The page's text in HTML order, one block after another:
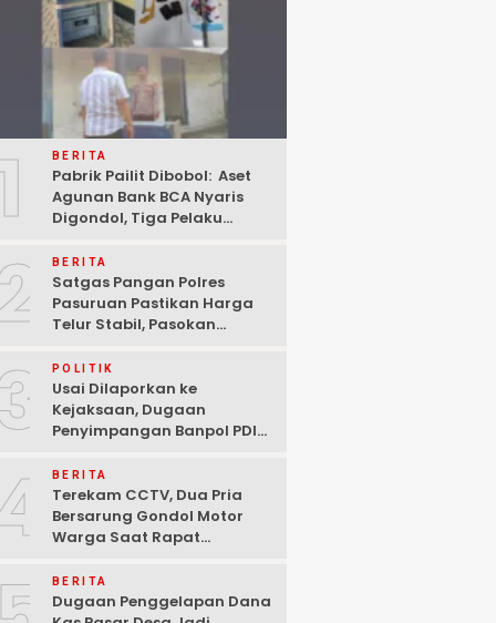
BERITA
Pabrik Pailit Dibobol: Aset
Agunan Bank BCA Nyaris
Digondol, Tiga Pelaku
Pasuruan
BERITA
Satgas Pangan Polres
Pasuruan Pastikan Harga
Telur Stabil, Pasokan
Kekhawatiran Fluktuasi
POLITIK
Usai Dilaporkan ke
Kejaksaan, Dugaan
Penyimpangan Banpol PDIP
Tuntas “6 Eks Ketua PAC
Cabut Laporan”
BERITA
Terekam CCTV, Dua Pria
Bersarung Gondol Motor
Warga Saat Rapat
BERITA
Dugaan Penggelapan Dana